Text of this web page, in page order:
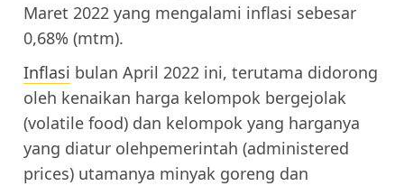
Maret 2022 yang mengalami inflasi sebesar
0,68% (mtm).
Inflasi bulan April 2022 ini, terutama didorong
oleh kenaikan harga kelompok bergejolak
(volatile food) dan kelompok yang harganya
yang diatur olehpemerintah (administered
prices) utamanya minyak goreng dan